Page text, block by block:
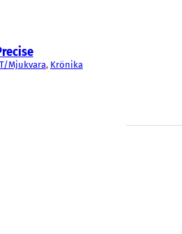
Mjukvara, Krönika